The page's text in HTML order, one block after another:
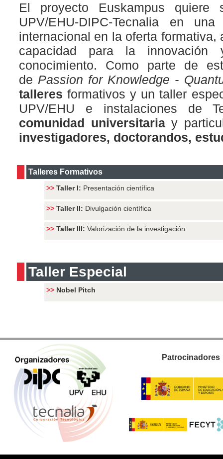
El proyecto Euskampus quiere
UPV/EHU-DIPC-Tecnalia en
internacional en la oferta
capacidad para la
conocimiento. Como parte de
de Passion for Knowledge -
talleresformativos y un taller
UPV/EHU e instalaciones de
comunidad universitariay
investigadores, doctorandos,
Talleres Formativos
>> Taller I: Presentación científica
>> TallerII: Divulgación científica
>> TallerIII: Valorización de la investigación
Taller Especial
>> Nobel Pitch
Patrocinadores